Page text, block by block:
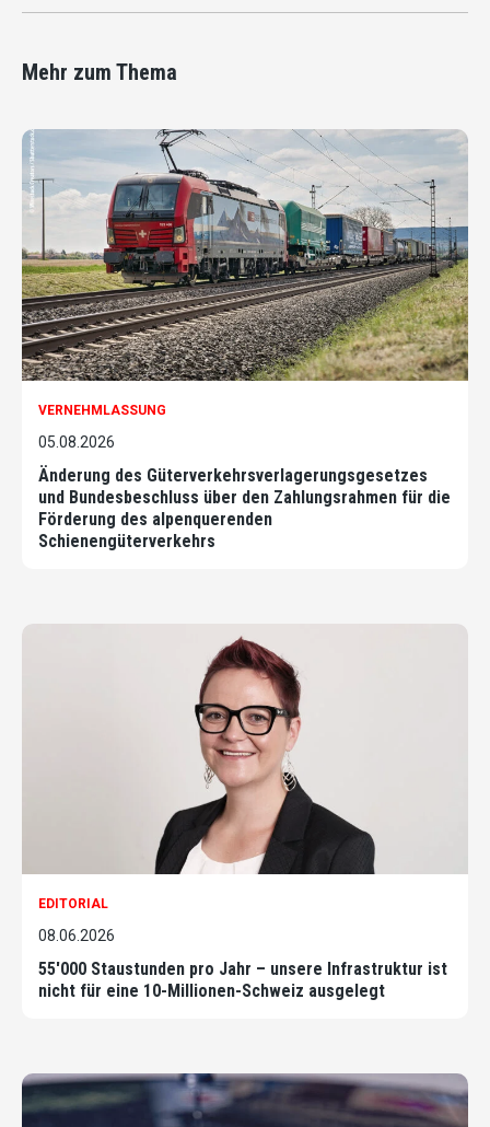
Mehr zum Thema
VERNEHMLASSUNG
05.08.2026
Änderung des Güterverkehrsverlagerungsgesetzes
und Bundesbeschluss über den Zahlungsrahmen für die
Förderung des alpenquerenden
Schienengüterverkehrs
EDITORIAL
08.06.2026
55'000 Staustunden pro Jahr – unsere Infrastruktur ist
nicht für eine 10-Millionen-Schweiz ausgelegt